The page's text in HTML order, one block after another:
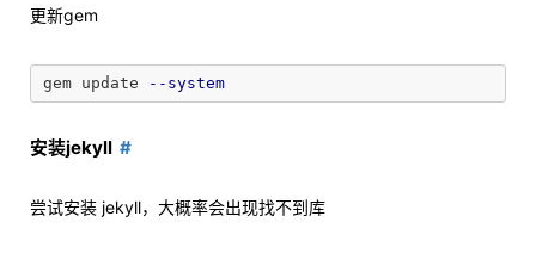
更新gem
gem update --system
安装jekyll
尝试安装 jekyll，大概率会出现找不到库